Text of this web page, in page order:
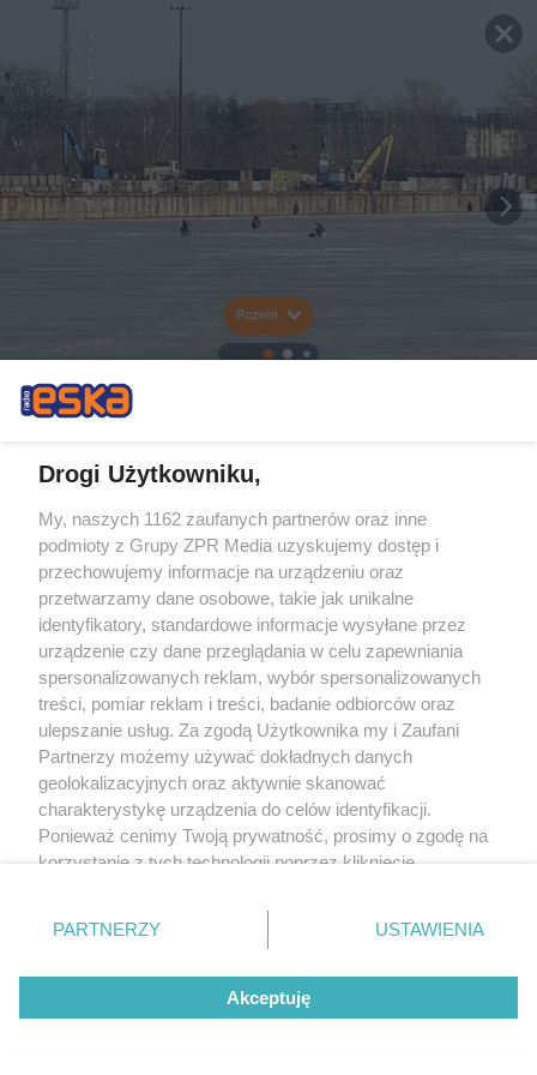
Rozwiń
Drogi Użytkowniku,
My, naszych 1162 zaufanych partnerów oraz inne
podmioty z Grupy ZPR Media uzyskujemy dostęp i
przechowujemy informacje na urządzeniu oraz
przetwarzamy dane osobowe, takie jak unikalne
identyfikatory, standardowe informacje wysyłane przez
urządzenie czy dane przeglądania w celu zapewniania
spersonalizowanych reklam, wybór spersonalizowanych
treści, pomiar reklam i treści, badanie odbiorców oraz
ulepszanie usług. Za zgodą Użytkownika my i Zaufani
Partnerzy możemy używać dokładnych danych
geolokalizacyjnych oraz aktywnie skanować
charakterystykę urządzenia do celów identyfikacji.
Ponieważ cenimy Twoją prywatność, prosimy o zgodę na
korzystanie z tych technologii poprzez kliknięcie
zmienić/wycofać klikając przycisk ustawień prywatności
znajdujący się w lewym dolnym rogu strony
rodzaje przetwarzania danych nie wymagają zgody
użytkownika, ale masz prawo sprzeciwić się takiemu
przetwarzaniu. Preferencje będą miały zastosowanie tylko
PARTNERZY USTAWIENIA
Akceptuję